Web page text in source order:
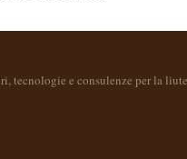
tecnologie e consulenze per la